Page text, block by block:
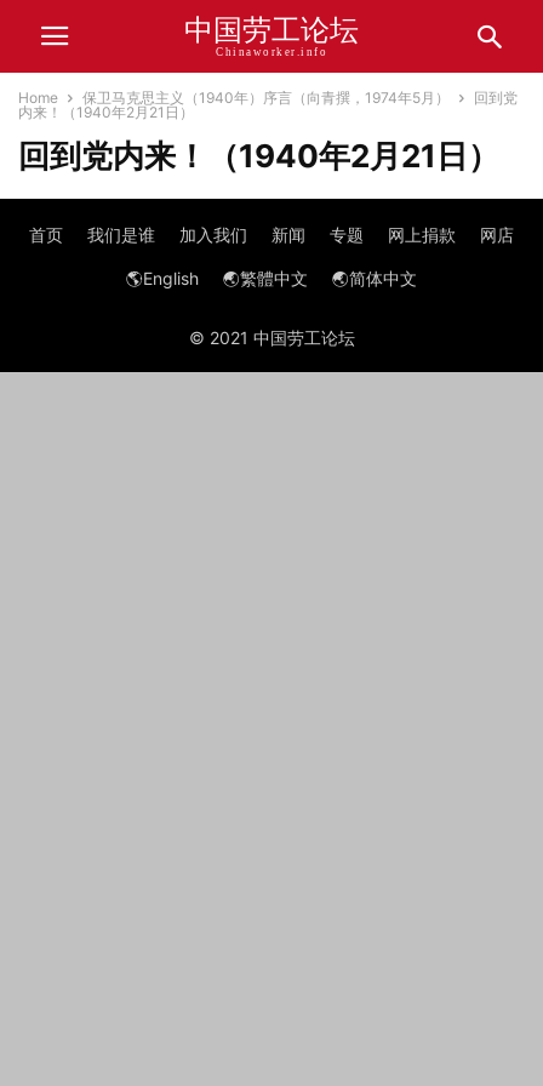
中国劳工论坛
Chinaworker.info
Home 保卫马克思主义（1940年）序言（向青撰，1974年5月）
回到党
内来！（1940年2月21日）
回到党内来！（1940年2月21日）
首页 我们是谁 加入我们 新闻 专题 网上捐款 网店
🌎English 🌏繁體中文 🌏简体中文
© 2021 中国劳工论坛